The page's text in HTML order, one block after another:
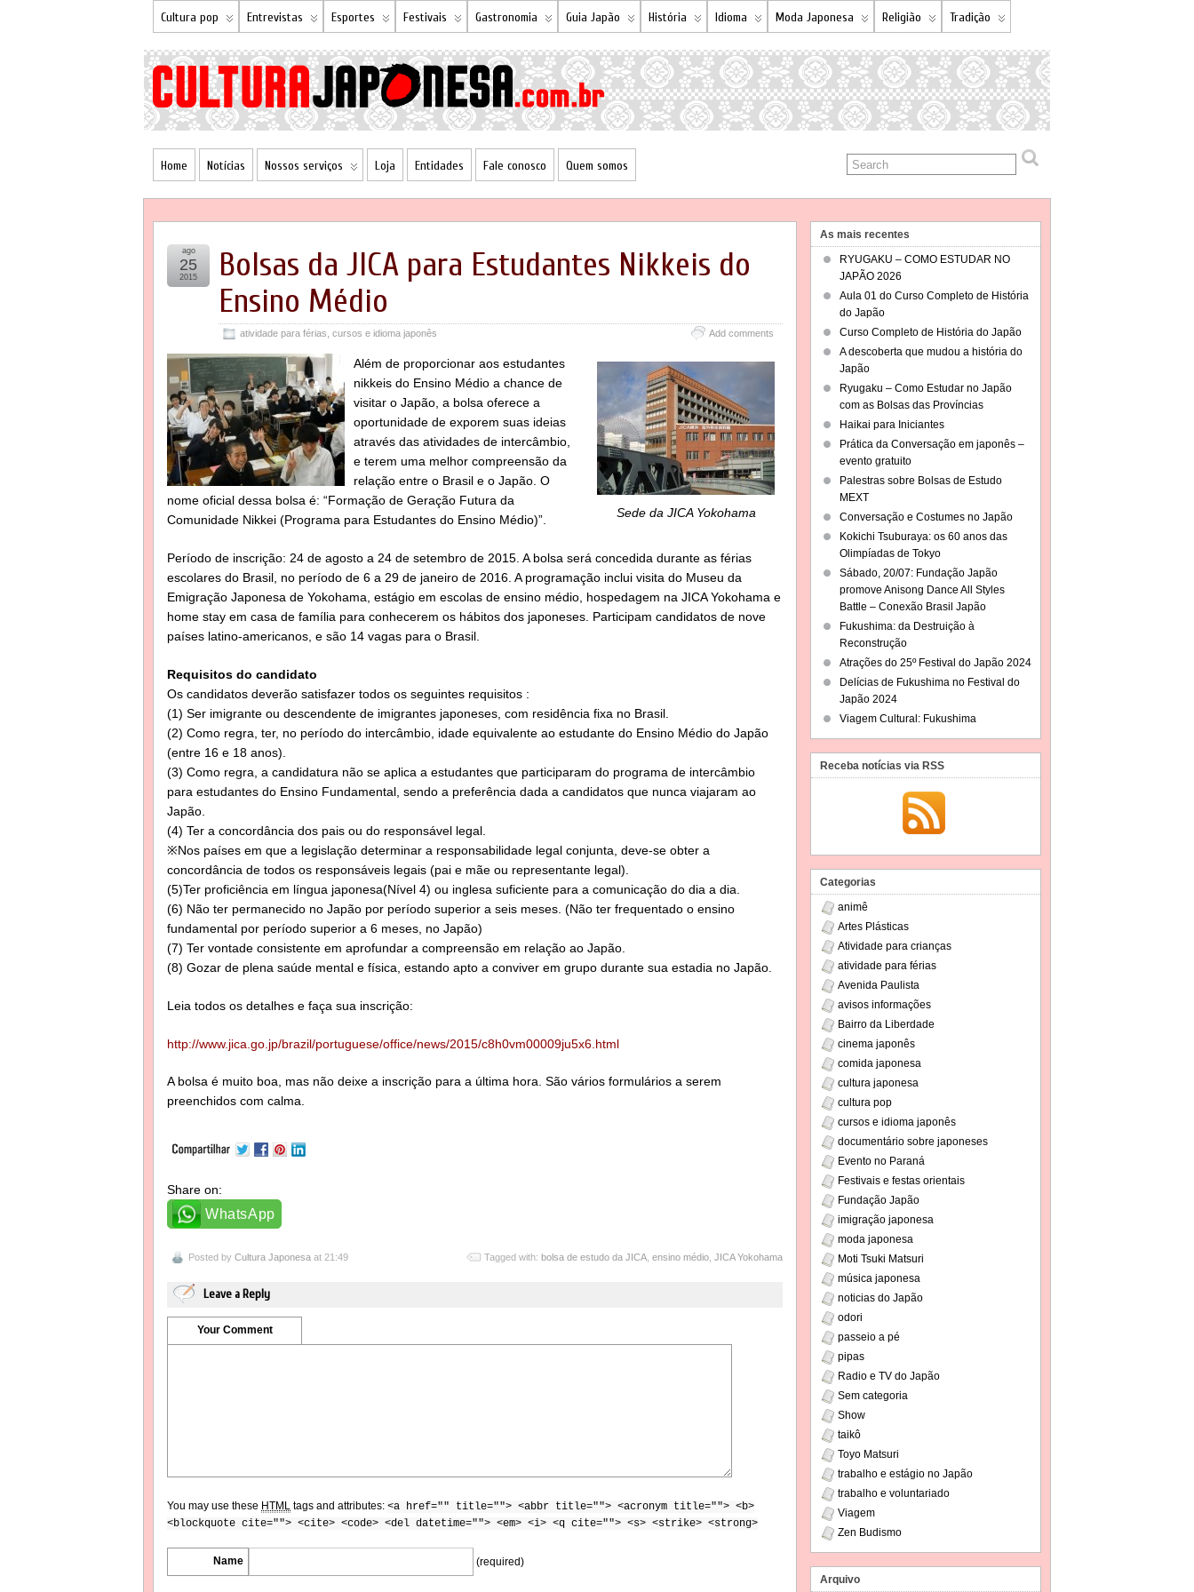
Cultura pop Entrevistas Esportes Festivais Gastronomia Guia Japão História Idioma Moda Japonesa Religião Tradição
Home Notícias Nossos serviços Loja Entidades Fale conosco Quem somos
Bolsas da JICA para Estudantes Nikkeis do
Ensino Médio
atividade para férias cursos e idioma japonês Add comments
ago
25
2015
Sede da JICA Yokohama
Além de proporcionar aos estudantes
nikkeis do Ensino Médio a chance de
visitar o Japão, a bolsa oferece a
oportunidade de exporem suas ideias
através das atividades de intercâmbio,
e terem uma melhor compreensão da
relação entre o Brasil e o Japão. O
nome oficial dessa bolsa é: “Formação de Geração Futura da
Comunidade Nikkei (Programa para Estudantes do Ensino Médio)”.
Período de inscrição: 24 de agosto a 24 de setembro de 2015. A bolsa será concedida durante as férias
escolares do Brasil, no período de 6 a 29 de janeiro de 2016. A programação inclui visita do Museu da
Emigração Japonesa de Yokohama, estágio em escolas de ensino médio, hospedagem na JICA Yokohama e
home stay em casa de família para conhecerem os hábitos dos japoneses. Participam candidatos de nove
países latino-americanos, e são 14 vagas para o Brasil.
Requisitos do candidato
Os candidatos deverão satisfazer todos os seguintes requisitos :
(1) Ser imigrante ou descendente de imigrantes japoneses, com residência fixa no Brasil.
(2) Como regra, ter, no período do intercâmbio, idade equivalente ao estudante do Ensino Médio do Japão
(entre 16 e 18 anos).
(3) Como regra, a candidatura não se aplica a estudantes que participaram do programa de intercâmbio
para estudantes do Ensino Fundamental, sendo a preferência dada a candidatos que nunca viajaram ao
Japão.
(4) Ter a concordância dos pais ou do responsável legal.
※Nos países em que a legislação determinar a responsabilidade legal conjunta, deve-se obter a
concordância de todos os responsáveis legais (pai e mãe ou representante legal).
(5)Ter proficiência em língua japonesa(Nível 4) ou inglesa suficiente para a comunicação do dia a dia.
(6) Não ter permanecido no Japão por período superior a seis meses. (Não ter frequentado o ensino
fundamental por período superior a 6 meses, no Japão)
(7) Ter vontade consistente em aprofundar a compreensão em relação ao Japão.
(8) Gozar de plena saúde mental e física, estando apto a conviver em grupo durante sua estadia no Japão.
Leia todos os detalhes e faça sua inscrição:
http://www.jica.go.jp/brazil/portuguese/office/news/2015/c8h0vm00009ju5x6.html
A bolsa é muito boa, mas não deixe a inscrição para a última hora. São vários formulários a serem
preenchidos com calma.
Share on:
WhatsApp
Posted by Cultura Japonesa at 21:49 Tagged with: bolsa de estudo da JICA ensino médio JICA Yokohama
Leave a Reply
Your Comment
You may use these HTML tags and attributes: <a href="" title=""> <abbr title=""> <acronym title=""> <b>
<blockquote cite=""> <cite> <code> <del datetime=""> <em> <i> <q cite=""> <s> <strike> <strong>
Name (required)
As mais recentes
RYUGAKU – COMO ESTUDAR NO
JAPÃO 2026
Aula 01 do Curso Completo de História
do Japão
Curso Completo de História do Japão
A descoberta que mudou a história do
Japão
Ryugaku – Como Estudar no Japão
com as Bolsas das Províncias
Haikai para Iniciantes
Prática da Conversação em japonês –
evento gratuito
Palestras sobre Bolsas de Estudo
MEXT
Conversação e Costumes no Japão
Kokichi Tsuburaya: os 60 anos das
Olimpíadas de Tokyo
Sábado, 20/07: Fundação Japão
promove Anisong Dance All Styles
Battle – Conexão Brasil Japão
Fukushima: da Destruição à
Reconstrução
Atrações do 25º Festival do Japão 2024
Delícias de Fukushima no Festival do
Japão 2024
Viagem Cultural: Fukushima
Receba notícias via RSS
Categorias
animê
Artes Plásticas
Atividade para crianças
atividade para férias
Avenida Paulista
avisos informações
Bairro da Liberdade
cinema japonês
comida japonesa
cultura japonesa
cultura pop
cursos e idioma japonês
documentário sobre japoneses
Evento no Paraná
Festivais e festas orientais
Fundação Japão
imigração japonesa
moda japonesa
Moti Tsuki Matsuri
música japonesa
noticias do Japão
odori
passeio a pé
pipas
Radio e TV do Japão
Sem categoria
Show
taikô
Toyo Matsuri
trabalho e estágio no Japão
trabalho e voluntariado
Viagem
Zen Budismo
Arquivo